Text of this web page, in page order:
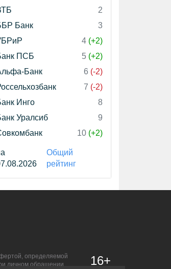
2
Банк
3
4 (+2)
ПСБ
5 (+2)
Банк
6 (-2)
7 (-2)
Инго
8
Уралсиб
9
10 (+2)
Общий
рейтинг
определяемой
личном обращении.
16+